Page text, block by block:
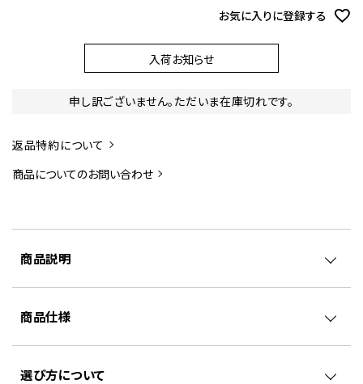
お気に入りに登録する
入荷お知らせ
申し訳ございません。ただいま在庫切れです。
返品特約について
商品についてのお問い合わせ
商品説明
商品仕様
選び方について